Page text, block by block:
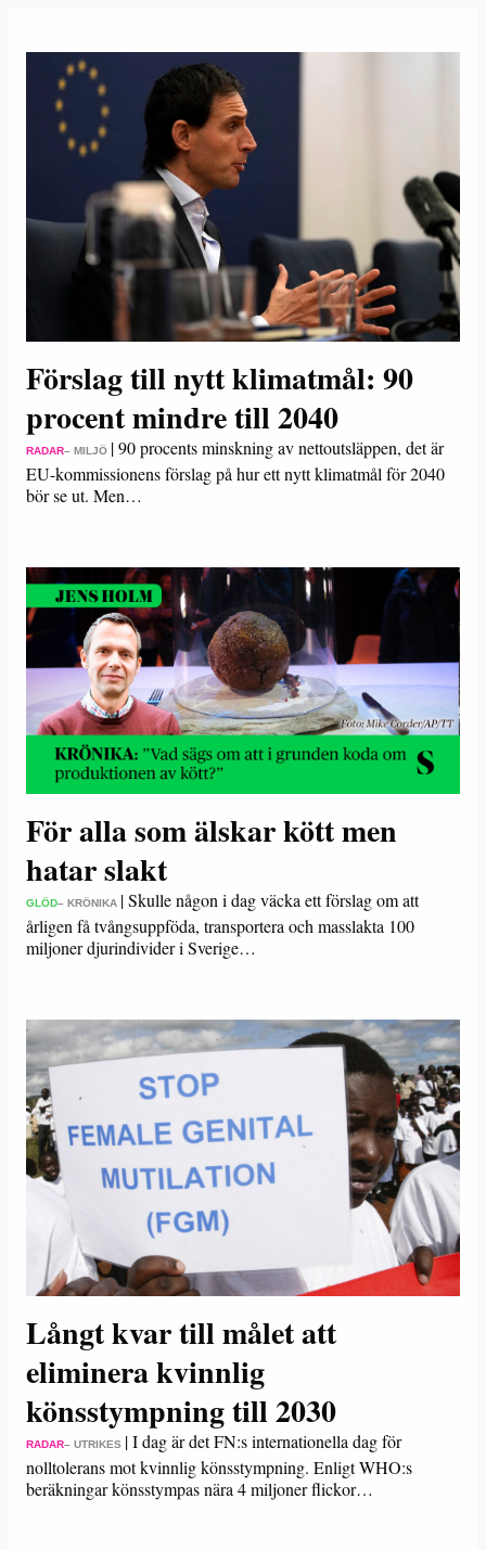
Förslag till nytt klimatmål: 90
procent mindre till 2040
RADAR– MILJÖ |90 procents minskning av nettoutsläppen, det är
EU-kommissionens förslag på hur ett nytt klimatmål för 2040
bör se ut. Men…
För alla som älskar kött men
hatar slakt
GLÖD– KRÖNIKA |Skulle någon i dag väcka ett förslag om att
årligen få tvångsuppföda, transportera och masslakta 100
miljoner djurindivider i Sverige…
Långt kvar till målet att
eliminera kvinnlig
könsstympning till 2030
RADAR– UTRIKES |I dag är det FN:s internationella dag för
nolltolerans mot kvinnlig könsstympning. Enligt WHO:s
beräkningar könsstympas nära 4 miljoner flickor…